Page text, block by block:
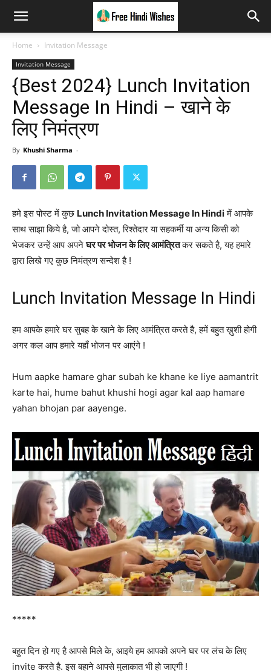
Home Invitation Message
Invitation Message
{Best 2024} Lunch Invitation
Message In Hindi – खाने के
लिए निमंत्रण
By Khushi Sharma -
हमे इस पोस्ट में कुछ Lunch Invitation Message In Hindiमें आपके
साथ साझा किये है, जो आपने दोस्त, रिश्तेदार या सहकर्मी या अन्य किसी को
भेजकर उन्हें आप अपनेघर पर भोजन के लिए आमंत्रितकर सकते है, यह हमारे
द्वारा लिखे गए कुछ निमंत्रण सन्देश है !
Lunch Invitation Message In Hindi
हम आपके हमारे घर सुबह के खाने के लिए आमंत्रित करते है, हमें बहुत ख़ुशी होगी
अगर कल आप हमारे यहाँ भोजन पर आएंगे !
Hum aapke hamare ghar subah ke khane ke liye aamantrit
karte hai, hume bahut khushi hogi agar kal aap hamare
yahan bhojan par aayenge.
*****
बहुत दिन हो गए है आपसे मिले के, आइये हम आपको अपने घर पर लंच के लिए
invite करते है. इस बहाने आपसे मुलाकात भी हो जाएगी !